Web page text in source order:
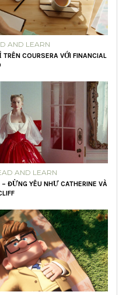
AND LEARN
COURSERA VỚI FINANCIAL
AND LEARN
ĐỪNG YÊU NHƯ CATHERINE VÀ